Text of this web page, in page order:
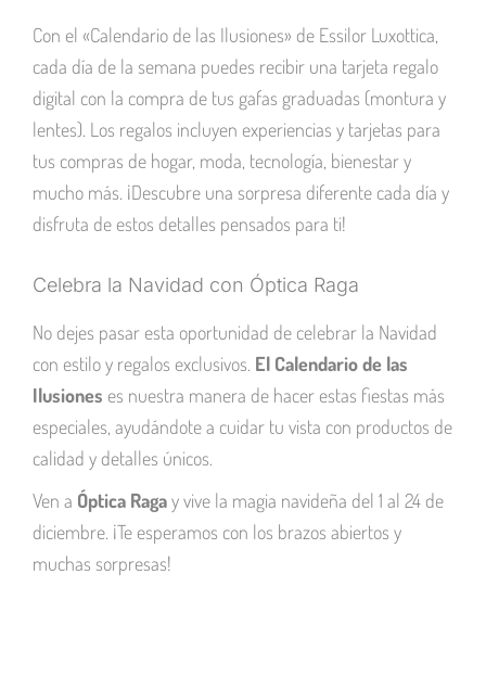
Con el «Calendario de las Ilusiones» de Essilor Luxottica,
cada día de la semana puedes recibir una tarjeta regalo
digital con la compra de tus gafas graduadas (montura y
lentes). Los regalos incluyen experiencias y tarjetas para
tus compras de hogar, moda, tecnología, bienestar y
mucho más. ¡Descubre una sorpresa diferente cada día y
disfruta de estos detalles pensados para ti!
Celebra la Navidad con Óptica Raga
No dejes pasar esta oportunidad de celebrar la Navidad
con estilo y regalos exclusivos. El Calendario de las
Ilusiones es nuestra manera de hacer estas fiestas más
especiales, ayudándote a cuidar tu vista con productos de
calidad y detalles únicos.
Ven a Óptica Ragay vive la magia navideña del 1 al 24 de
diciembre. ¡Te esperamos con los brazos abiertos y
muchas sorpresas!